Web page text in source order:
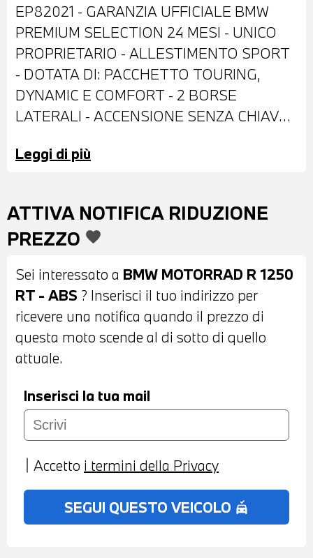
EP82021 - GARANZIA UFFICIALE BMW
PREMIUM SELECTION 24 MESI - UNICO
PROPRIETARIO - ALLESTIMENTO SPORT
- DOTATA DI: PACCHETTO TOURING,
DYNAMIC E COMFORT - 2 BORSE
LATERALI - ACCENSIONE SENZA CHIAVE -
ELETTRICA - MANOPOLE RISCALDABILI -
DI FINANZIAMENTO ANCHE PER
L'INTERO IMPORTO
Leggi di più
ATTIVA NOTIFICA RIDUZIONE
PREZZO favorite
Sei interessato a BMW MOTORRAD R 1250
RT - ABS ? Inserisci il tuo indirizzo per
ricevere una notifica quando il prezzo di
questa moto scende al di sotto di quello
attuale.
Inserisci la tua mail
Accetto i termini della Privacy
SEGUI QUESTO VEICOLO no_crash